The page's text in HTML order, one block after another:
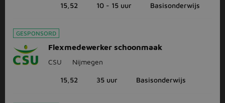
15,52 10 - 15 uur Basisonderwijs
GESPONSORD
Flexmedewerker schoonmaak
CSU Nijmegen
15,52 35 uur Basisonderwijs